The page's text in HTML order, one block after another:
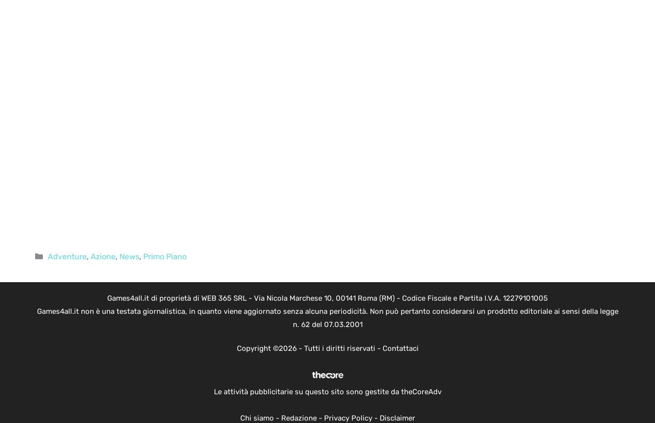
Categorie
Adventure, Azione, News, Primo Piano
Games4all.it di proprietà di WEB 365 SRL - Via Nicola Marchese 10, 00141 Roma (RM) - Codice Fiscale e Partita I.V.A. 12279101005
Games4all.it non è una testata giornalistica, in quanto viene aggiornato senza alcuna periodicità. Non può pertanto considerarsi un prodotto editoriale ai sensi della legge
n. 62 del 07.03.2001
Copyright ©2026 - Tutti i diritti riservati - Contattaci
Le attività pubblicitarie su questo sito sono gestite da theCoreAdv
Chi siamo - Redazione- Privacy Policy- Disclaimer